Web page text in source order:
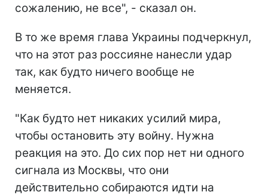
сожалению, не все", - сказал он.
В то же время глава Украины подчеркнул,
что на этот раз россияне нанесли удар
так, как будто ничего вообще не
меняется.
"Как будто нет никаких усилий мира,
чтобы остановить эту войну. Нужна
реакция на это. До сих пор нет ни одного
сигнала из Москвы, что они
действительно собираются идти на